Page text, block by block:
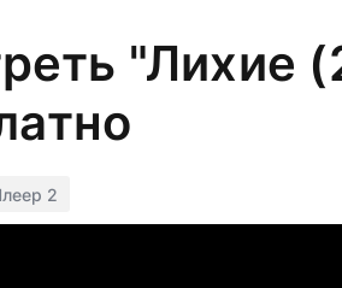
"Лихие
2